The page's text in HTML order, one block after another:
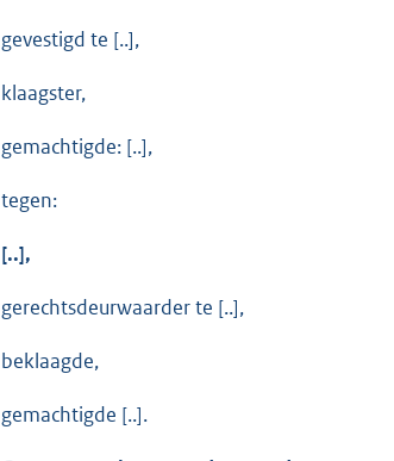
gevestigd te [..],
klaagster,
gemachtigde: [..],
tegen:
[..],
gerechtsdeurwaarder te [..],
beklaagde,
gemachtigde [..].